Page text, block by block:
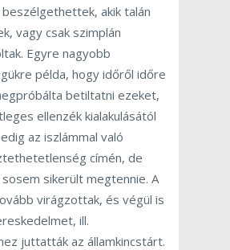
akik talán
vagy csak szimplán
Egyre nagyobb
példa, hogy időről időre
betiltatni ezeket,
ellenzék kialakulásától
az iszlámmal való
címén, de
sikerült megtennie. A
virágzottak, és végül is
ill.
juttatták az államkincstárt.